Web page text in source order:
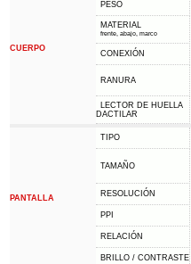
CUERPO
PESO
MATERIAL
frente, abajo, marco
CONEXIÓN
RANURA
LECTOR DE HUELLA
DACTILAR
PANTALLA
TIPO
TAMAÑO
RESOLUCIÓN
PPI
RELACIÓN
BRILLO / CONTRASTE